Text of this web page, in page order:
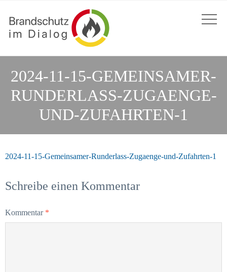
2024-11-15-GEMEINSAMER-
RUNDERLASS-ZUGAENGE-
UND-ZUFAHRTEN-1
2024-11-15-Gemeinsamer-Runderlass-Zugaenge-und-Zufahrten-1
Schreibe einen Kommentar
Kommentar *